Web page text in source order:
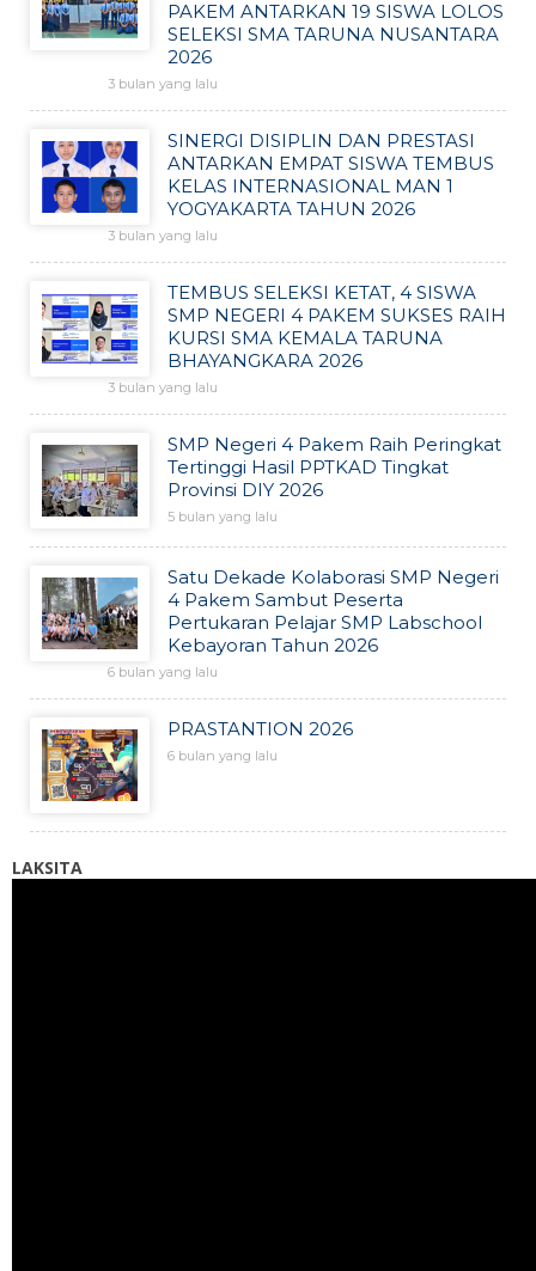
PAKEM ANTARKAN 19 SISWA LOLOS
SELEKSI SMA TARUNA NUSANTARA
2026
3 bulan yang lalu
SINERGI DISIPLIN DAN PRESTASI
ANTARKAN EMPAT SISWA TEMBUS
KELAS INTERNASIONAL MAN 1
YOGYAKARTA TAHUN 2026
3 bulan yang lalu
TEMBUS SELEKSI KETAT, 4 SISWA
SMP NEGERI 4 PAKEM SUKSES RAIH
KURSI SMA KEMALA TARUNA
BHAYANGKARA 2026
3 bulan yang lalu
SMP Negeri 4 Pakem Raih Peringkat
Tertinggi Hasil PPTKAD Tingkat
Provinsi DIY 2026
5 bulan yang lalu
Satu Dekade Kolaborasi SMP Negeri
4 Pakem Sambut Peserta
Pertukaran Pelajar SMP Labschool
Kebayoran Tahun 2026
6 bulan yang lalu
PRASTANTION 2026
6 bulan yang lalu
LAKSITA